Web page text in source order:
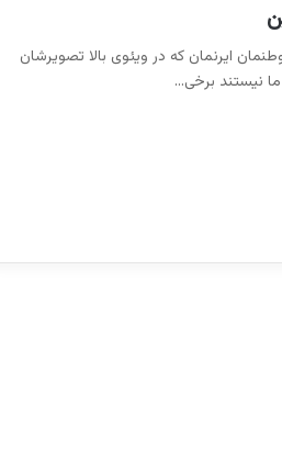
ایرنمان که در ویئوی بالا تصویرشان
نیستند برخی…